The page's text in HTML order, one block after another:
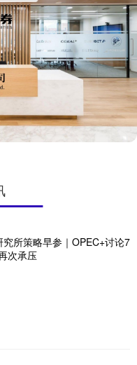
所策略早参｜OPEC+讨论7
次承压